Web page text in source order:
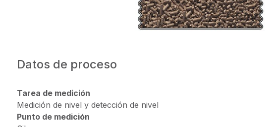
Datos de proceso
Tarea de medición
Medición de nivel y detección de nivel
Punto de medición